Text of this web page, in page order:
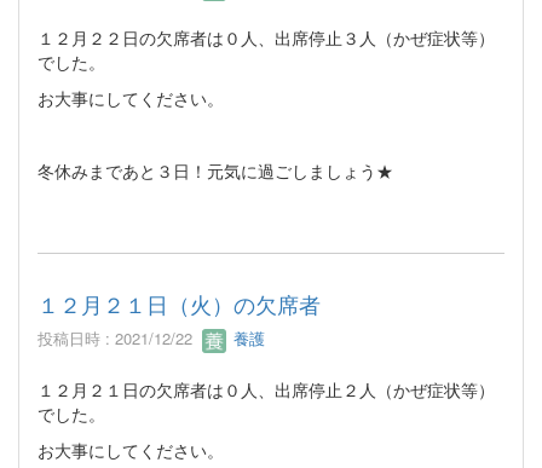
１２月２２日の欠席者は０人、出席停止３人（かぜ症状等）
でした。
お大事にしてください。
冬休みまであと３日！元気に過ごしましょう★
１２月２１日（火）の欠席者
投稿日時 : 2021/12/22 養護
１２月２１日の欠席者は０人、出席停止２人（かぜ症状等）
でした。
お大事にしてください。